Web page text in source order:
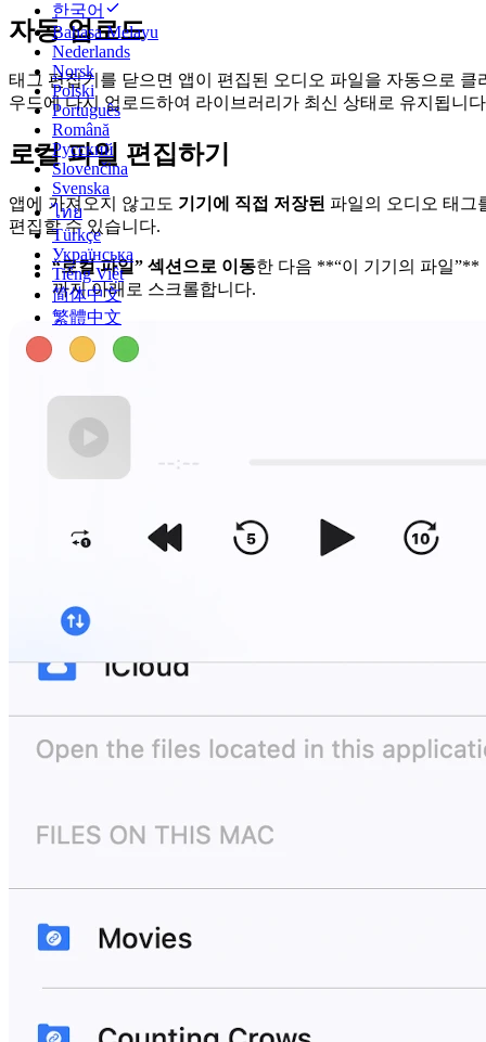
한국어
Bahasa Melayu
Nederlands
Norsk
Polski
Português
Română
Русский
Slovenčina
Svenska
ไทย
Türkçe
Українська
Tiếng Việt
简体中文
繁體中文
자동 업로드
태그 편집기를 닫으면 앱이 편집된 오디오 파일을 자동으로 클
우드에 다시 업로드하여 라이브러리가 최신 상태로 유지됩니
로컬 파일 편집하기
앱에 가져오지 않고도 기기에 직접 저장된 파일의 오디오 태그
편집할 수 있습니다.
“로컬 파일” 섹션으로 이동한 다음 **“이 기기의 파일”**
까지 아래로 스크롤합니다.